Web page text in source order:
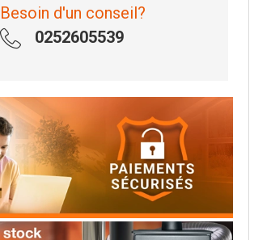
Besoin d'un conseil?
0252605539